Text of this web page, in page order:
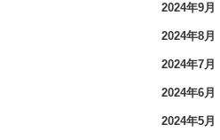
2024年9月
2024年8月
2024年7月
2024年6月
2024年5月